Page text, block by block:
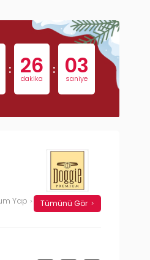
: 26
dakika
: 02
saniye
Yap Tümünü Gör